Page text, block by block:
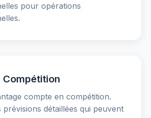
pour opérations
Compétition
compte en compétition.
prévisions détaillées qui peuvent